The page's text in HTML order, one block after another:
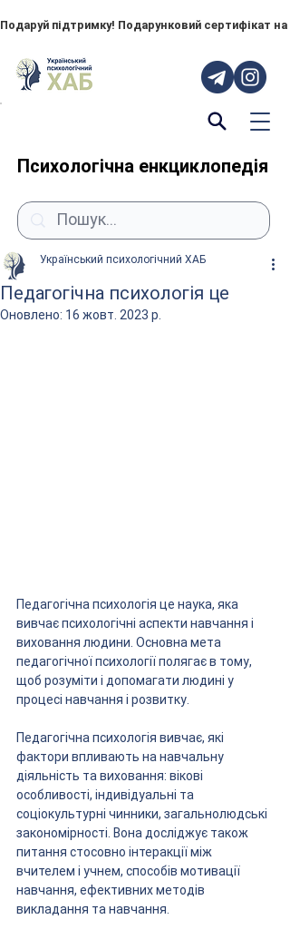
Подаруй підтримку! Подарунковий сертифікат
Психологічна енкциклопедія
Педагогічна психологія це
Український психологічний ХАБ
Оновлено: 16 жовт. 2023 р.
Педагогічна психологія це наука, яка
вивчає психологічні аспекти навчання і
виховання людини. Основна мета
педагогічної психології полягає в тому,
щоб розуміти і допомагати людині у
процесі навчання і розвитку.
Педагогічна психологія вивчає, які
фактори впливають на навчальну
діяльність та виховання: вікові
особливості, індивідуальні та
соціокультурні чинники, загальнолюдські
закономірності. Вона досліджує також
питання стосовно інтеракції між
вчителем і учнем, способів мотивації
навчання, ефективних методів
викладання та навчання.